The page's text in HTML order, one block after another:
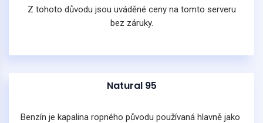
Z tohoto důvodu jsou uváděné ceny na tomto serveru
bez záruky.
Natural 95
Benzín je kapalina ropného původu používaná hlavně jako